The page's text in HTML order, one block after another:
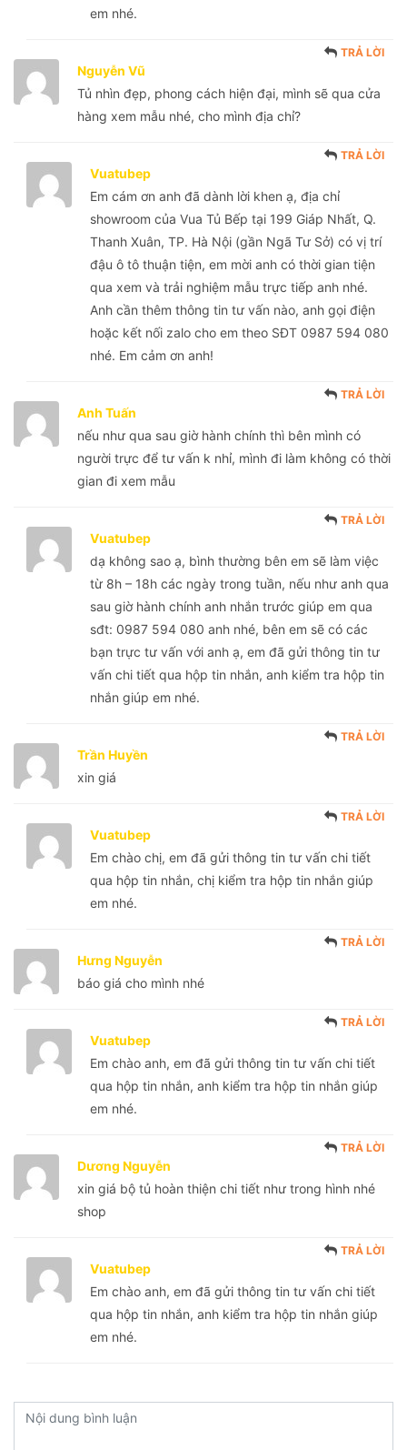
em nhé.
Nguyễn Vũ
TRẢ LỜI
Tủ nhìn đẹp, phong cách hiện đại, mình sẽ qua cửa
hàng xem mẫu nhé, cho mình địa chỉ?
Vuatubep
TRẢ LỜI
Em cám ơn anh đã dành lời khen ạ, địa chỉ
showroom của Vua Tủ Bếp tại 199 Giáp Nhất, Q.
Thanh Xuân, TP. Hà Nội (gần Ngã Tư Sở) có vị trí
đậu ô tô thuận tiện, em mời anh có thời gian tiện
qua xem và trải nghiệm mẫu trực tiếp anh nhé.
Anh cần thêm thông tin tư vấn nào, anh gọi điện
hoặc kết nối zalo cho em theo SĐT 0987 594 080
nhé. Em cảm ơn anh!
Anh Tuấn
TRẢ LỜI
nếu như qua sau giờ hành chính thì bên mình có
người trực để tư vấn k nhỉ, mình đi làm không có thời
gian đi xem mẫu
Vuatubep
TRẢ LỜI
dạ không sao ạ, bình thường bên em sẽ làm việc
từ 8h – 18h các ngày trong tuần, nếu như anh qua
sau giờ hành chính anh nhắn trước giúp em qua
sđt: 0987 594 080 anh nhé, bên em sẽ có các
bạn trực tư vấn với anh ạ, em đã gửi thông tin tư
vấn chi tiết qua hộp tin nhắn, anh kiểm tra hộp tin
nhắn giúp em nhé.
Trần Huyền
TRẢ LỜI
xin giá
Vuatubep
TRẢ LỜI
Em chào chị, em đã gửi thông tin tư vấn chi tiết
qua hộp tin nhắn, chị kiểm tra hộp tin nhắn giúp
em nhé.
Hưng Nguyễn
TRẢ LỜI
báo giá cho mình nhé
Vuatubep
TRẢ LỜI
Em chào anh, em đã gửi thông tin tư vấn chi tiết
qua hộp tin nhắn, anh kiểm tra hộp tin nhắn giúp
em nhé.
Dương Nguyễn
TRẢ LỜI
xin giá bộ tủ hoàn thiện chi tiết như trong hình nhé
shop
Vuatubep
TRẢ LỜI
Em chào anh, em đã gửi thông tin tư vấn chi tiết
qua hộp tin nhắn, anh kiểm tra hộp tin nhắn giúp
em nhé.